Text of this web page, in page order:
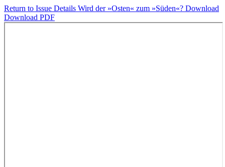
Return to Issue Details Wird der »Osten« zum »Süden«? Download
Download PDF